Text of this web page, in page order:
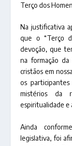
Terço dos
Na justificativa
que o “Terço
devoção, que
na formação
cristãos em
os
mistérios da
espiritualidade e
Ainda
legislativa, foi